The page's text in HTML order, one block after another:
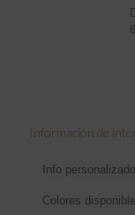
Información de
Info
Colores